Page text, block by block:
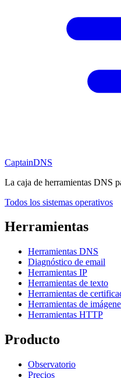
CaptainDNS
La caja de herramientas DNS
Todos los sistemas operativos
Herramientas
Herramientas DNS
Diagnóstico de email
Herramientas IP
Herramientas de texto
Herramientas de
Herramientas de
Herramientas HTTP
Producto
Observatorio
Precios